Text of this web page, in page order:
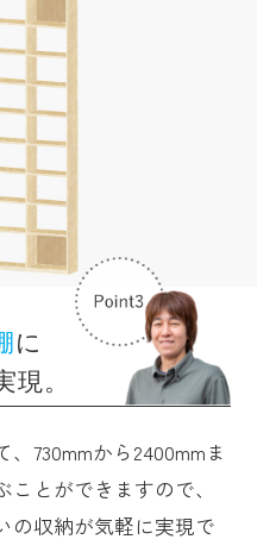
に
現。
730mmから2400mmま
とができますので、
の収納が気軽に実現で